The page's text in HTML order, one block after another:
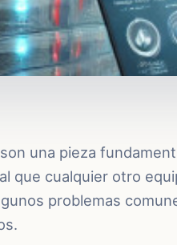
una pieza
que cualquier otro
problemas